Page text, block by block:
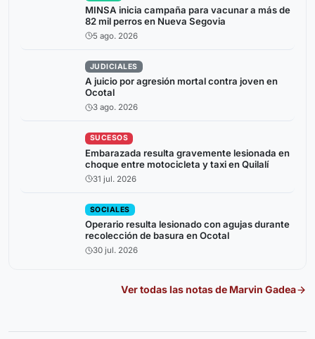
MINSA inicia campaña para vacunar a más de
82 mil perros en Nueva Segovia
5 ago. 2026
JUDICIALES
A juicio por agresión mortal contra joven en
Ocotal
3 ago. 2026
SUCESOS
Embarazada resulta gravemente lesionada en
choque entre motocicleta y taxi en Quilalí
31 jul. 2026
SOCIALES
Operario resulta lesionado con agujas durante
recolección de basura en Ocotal
30 jul. 2026
Ver todas las notas de Marvin Gadea